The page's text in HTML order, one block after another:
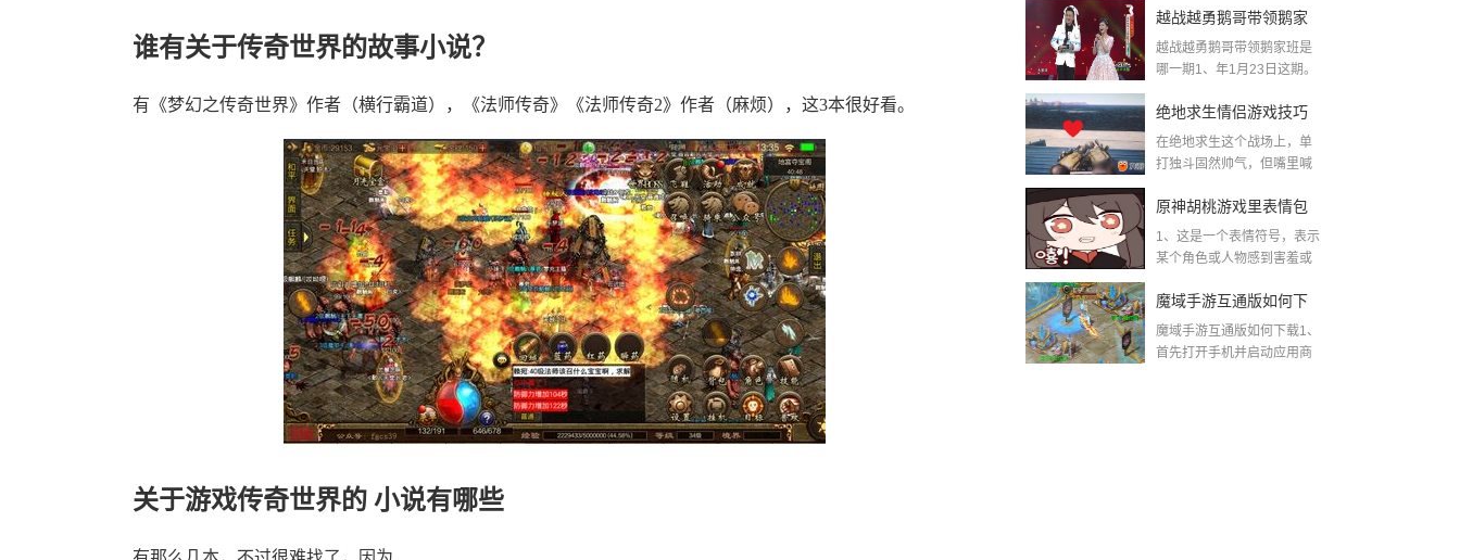
谁有关于传奇世界的故事小说？
有《梦幻之传奇世界》作者（横行霸道），《法师传奇》《法师传奇2》作者（麻烦），这3本很好看。
关于游戏传奇世界的 小说有哪些
越战越勇鹅哥带领鹅家
班是哪一期(暗区突围鹅
越战越勇鹅哥带领鹅家班是
哪一期1、年1月23日这期。
绝地求生情侣游戏技巧
全攻略：双人组队开挂
在绝地求生这个战场上，单
打独斗固然帅气，但嘴里喊
原神胡桃游戏里表情包
原神胡桃脸红流口水翻
1、这是一个表情符号，表示
某个角色或人物感到害羞或
魔域手游互通版如何下
载(魔域手游怀旧互通版)
魔域手游互通版如何下载1、
首先打开手机并启动应用商